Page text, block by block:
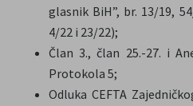
glasnik BiH”, br. 13/19,
4/22 i 23/22);
Član 3., član 25.-27. i
Protokola 5;
Odluka CEFTA